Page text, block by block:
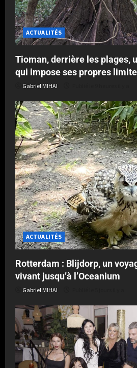
ACTUALITÉS
Tioman, derrière les plages,
qui impose ses propres
Gabriel MIHAI
ACTUALITÉS
Rotterdam : Blijdorp, un
vivant jusqu’à l’Oceanium
Gabriel MIHAI